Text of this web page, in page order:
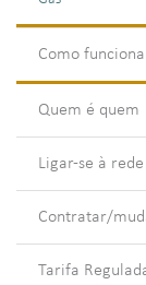
Como funciona
Quem é quem
Ligar-se à
Contratar/
Tarifa